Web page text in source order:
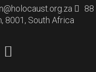
88
8001, South Africa